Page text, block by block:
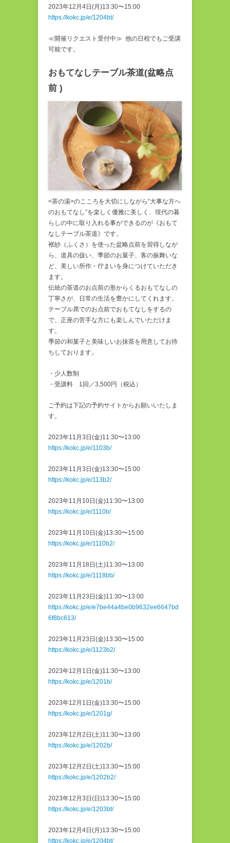
2023年12月4日(月)13:30〜15:00
https://kokc.jp/e/1204bt/
≪開催リクエスト受付中≫ 他の日程でもご受講
可能です。
おもてなしテーブル茶道(盆略点
前 )
<茶の湯>のこころを大切にしながら“大事な方へ
のおもてなし”を楽しく優雅に美しく、現代の暮
らしの中に取り入れる事ができるのが《おもて
なしテーブル茶道》です。
袱紗（ふくさ）を使った盆略点前を習得しなが
ら、道具の扱い、季節のお菓子、客の振舞いな
ど、美しい所作・佇まいを身につけていただき
ます。
伝統の茶道のお点前の形からくるおもてなしの
丁寧さが、日常の生活を豊かにしてくれます。
テーブル席でのお点前でおもてなしをするの
で、正座の苦手な方にも楽しんでいただけま
す。
季節の和菓子と美味しいお抹茶を用意してお待
ちしております。
・少人数制
・受講料 1回／3,500円（税込）
ご予約は下記の予約サイトからお願いいたしま
す。
2023年11月3日(金)11:30〜13:00
https://kokc.jp/e/1103b/
2023年11月3日(金)13:30〜15:00
https://kokc.jp/e/113b2/
2023年11月10日(金)11:30〜13:00
https://kokc.jp/e/1110b/
2023年11月10日(金)13:30〜15:00
https://kokc.jp/e/1110b2/
2023年11月18日(土)11:30〜13:00
https://kokc.jp/e/1118bb/
2023年11月23日(金)11:30〜13:00
https://kokc.jp/e/e7be44a4be0b9632ee6647bd
6f8bc613/
2023年11月23日(金)13:30〜15:00
https://kokc.jp/e/1123b2/
2023年12月1日(金)11:30〜13:00
https://kokc.jp/e/1201b/
2023年12月1日(金)13:30〜15:00
https://kokc.jp/e/1201g/
2023年12月2日(土)11:30〜13:00
https://kokc.jp/e/1202b/
2023年12月2日(土)13:30〜15:00
https://kokc.jp/e/1202b2/
2023年12月3日(日)13:30〜15:00
https://kokc.jp/e/1203bt/
2023年12月4日(月)13:30〜15:00
https://kokc.jp/e/1204bt/